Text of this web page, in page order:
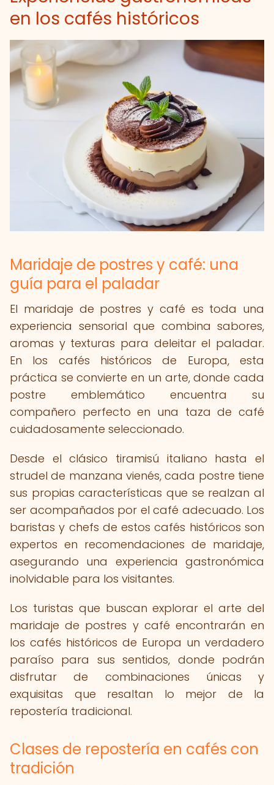
en los cafés históricos
Maridaje de postres y café: una
guía para el paladar
El maridaje de postres y café es toda una
experiencia sensorial que combina sabores,
aromas y texturas para deleitar el paladar.
En los cafés históricos de Europa, esta
práctica se convierte en un arte, donde cada
postre emblemático encuentra su
compañero perfecto en una taza de café
cuidadosamente seleccionado.
Desde el clásico tiramisú italiano hasta el
strudel de manzana vienés, cada postre tiene
sus propias características que se realzan al
ser acompañados por el café adecuado. Los
baristas y chefs de estos cafés históricos son
expertos en recomendaciones de maridaje,
asegurando una experiencia gastronómica
inolvidable para los visitantes.
Los turistas que buscan explorar el arte del
maridaje de postres y café encontrarán en
los cafés históricos de Europa un verdadero
paraíso para sus sentidos, donde podrán
disfrutar de combinaciones únicas y
exquisitas que resaltan lo mejor de la
repostería tradicional.
Clases de repostería en cafés con
tradición